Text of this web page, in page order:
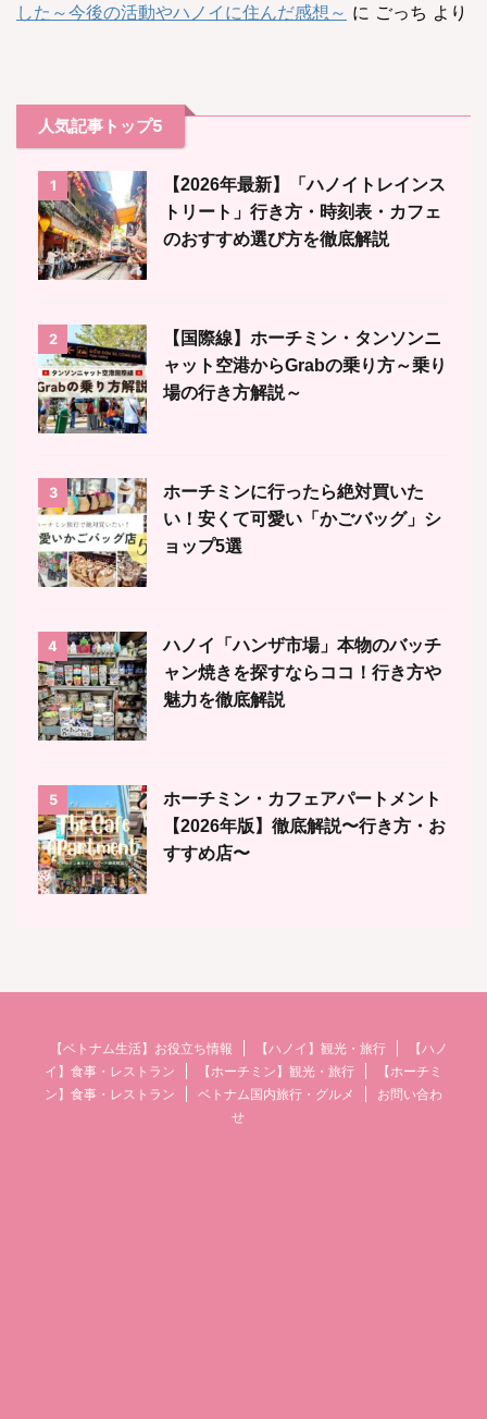
した～今後の活動やハノイに住んだ感想～ に ごっち より
人気記事トップ5
1
【2026年最新】「ハノイトレインス
トリート」行き方・時刻表・カフェ
のおすすめ選び方を徹底解説
2
【国際線】ホーチミン・タンソンニ
ャット空港からGrabの乗り方～乗り
場の行き方解説～
3
ホーチミンに行ったら絶対買いた
い！安くて可愛い「かごバッグ」シ
ョップ5選
4
ハノイ「ハンザ市場」本物のバッチ
ャン焼きを探すならココ！行き方や
魅力を徹底解説
5
ホーチミン・カフェアパートメント
【2026年版】徹底解説〜行き方・お
すすめ店〜
【ベトナム生活】お役立ち情報 【ハノイ】観光・旅行
【ハノ
イ】食事・レストラン
【ホーチミン】観光・旅行
【ホーチミ
ン】食事・レストラン
ベトナム国内旅行・グルメ
お問い合わ
せ